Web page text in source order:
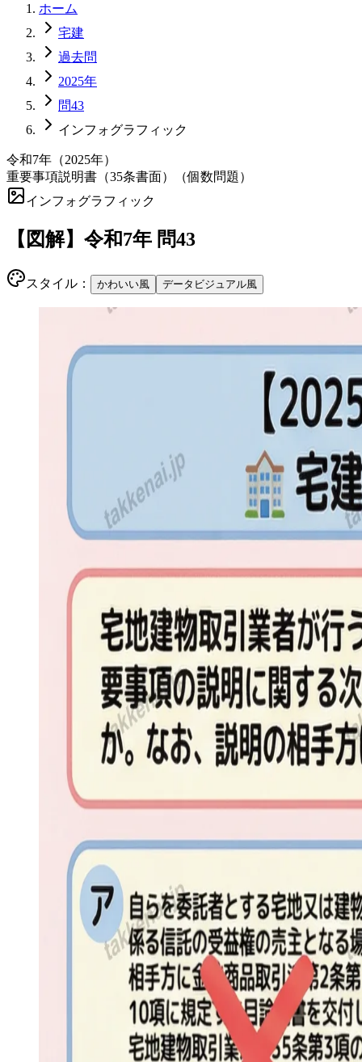
ホーム
宅建
過去問
2025年
問43
インフォグラフィック
令和7年 （2025年）
重要事項説明書（35条書面）（個数問題）
インフォグラフィック
【図解】 令和7年 問43
スタイル： かわいい風 データビジュアル風